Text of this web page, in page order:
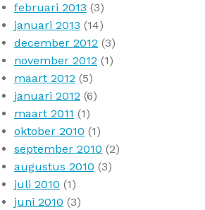
februari 2013 (3)
januari 2013 (14)
december 2012 (3)
november 2012 (1)
maart 2012 (5)
januari 2012 (6)
maart 2011 (1)
oktober 2010 (1)
september 2010 (2)
augustus 2010 (3)
juli 2010 (1)
juni 2010 (3)